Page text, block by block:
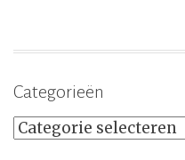
Categorieën
Categorieën